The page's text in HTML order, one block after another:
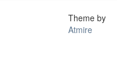
Theme by
Atmire